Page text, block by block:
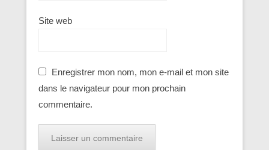
Site web
Enregistrer mon nom, mon e-mail et mon site
dans le navigateur pour mon prochain
commentaire.